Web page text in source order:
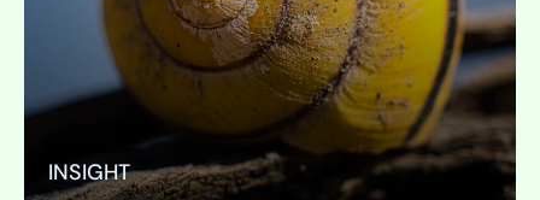
INSIGHT